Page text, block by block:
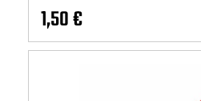
1,50 €